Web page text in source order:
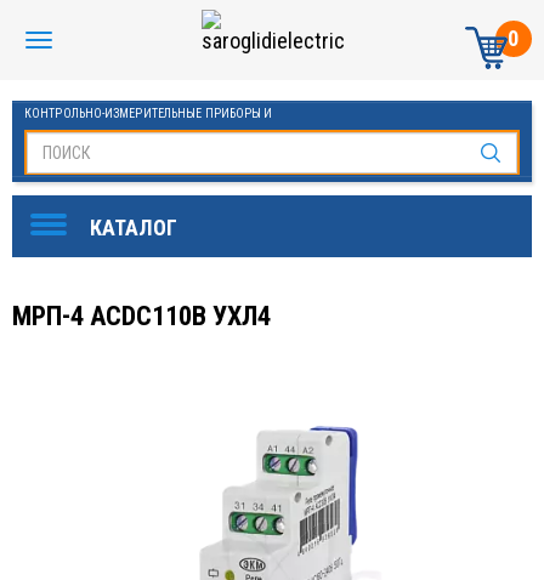
0
КОНТРОЛЬНО-ИЗМЕРИТЕЛЬНЫЕ ПРИБОРЫ И
МРП-4 АСDC110В УХЛ4